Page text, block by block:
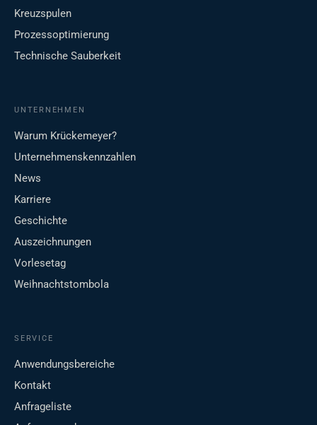
Kreuzspulen
Prozessoptimierung
Technische Sauberkeit
UNTERNEHMEN
Warum Krückemeyer?
Unternehmenskennzahlen
News
Karriere
Geschichte
Auszeichnungen
Vorlesetag
Weihnachtstombola
SERVICE
Anwendungsbereiche
Kontakt
Anfrageliste